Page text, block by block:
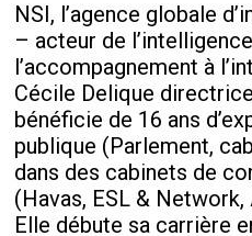
NSI, l’agence globale
– acteur de
l’accompagnement à
Cécile Delique
bénéficie de 16 ans
publique (Parlement,
dans des cabinets de
(Havas, ESL & Network,
Elle débute sa carrière